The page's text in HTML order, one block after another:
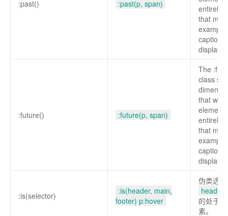
:past() :past(p, span)
entirely
that
captions
:future() :future(p, span)
The
class
that will
element
entirely
that
captions
:is(selector)
:is(header, main,
footer) p:hover
伪类选
的处于
素。